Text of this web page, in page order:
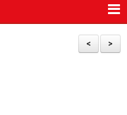
>
<